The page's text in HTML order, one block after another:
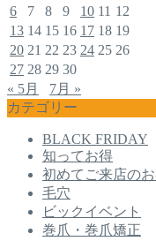
6
7 8 9 10 11 12
13 14 15 16 17 18 19
20 21 22 23 24 25 26
27 28 29 30
« 5月
7月 »
カテゴリー
BLACK FRIDAY
知ってお得
初めてご来店の
毛穴
ビックイベント
巻爪・巻爪矯正